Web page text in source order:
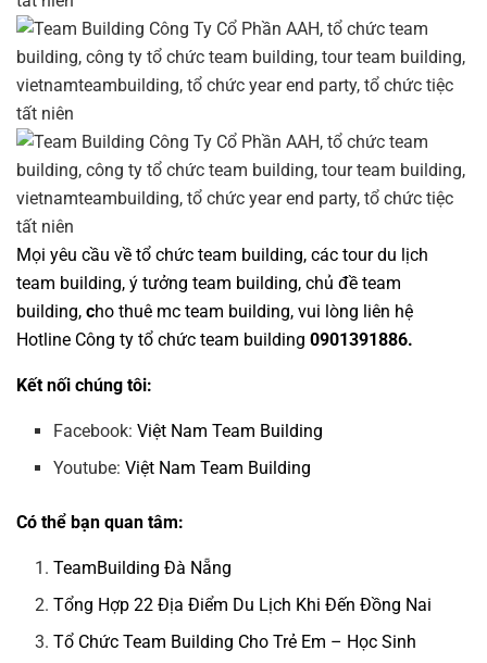
Mọi yêu cầu về tổ chức team building, các tourdu lịch
team building, ý tưởng team building, chủ đề team
building, cho thuê mc team building, vui lòng liên hệ
Hotline Công ty tổ chức team building 0901391886.
Kết nối chúng tôi:
Facebook:Việt Nam Team Building
Youtube:Việt Nam Team Building
Có thể bạn quan tâm:
TeamBuilding Đà Nẵng
Tổng Hợp 22 Địa Điểm Du Lịch Khi Đến Đồng Nai
Tổ Chức Team Building Cho Trẻ Em – Học Sinh